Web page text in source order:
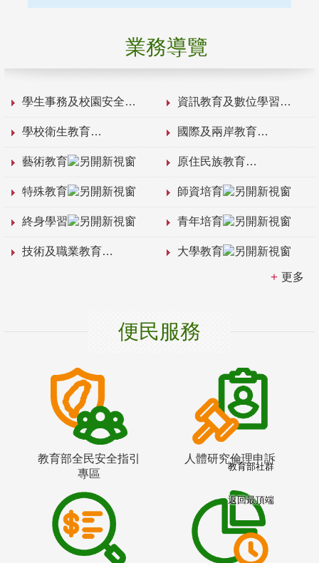
業務導覽
學生事務及校園安全 資訊教育及數位學習
學校衛生教育 國際及兩岸教育
藝術教育 原住民族教育
特殊教育 師資培育
終身學習 青年培育
技術及職業教育 大學教育
更多
便民服務
教育部全民安全指引
專區
人體研究倫理申訴
教育部社群
返回最頂端